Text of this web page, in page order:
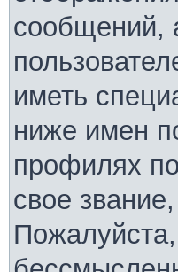
сообщений,
иметь
ниже имен
профилях
свое